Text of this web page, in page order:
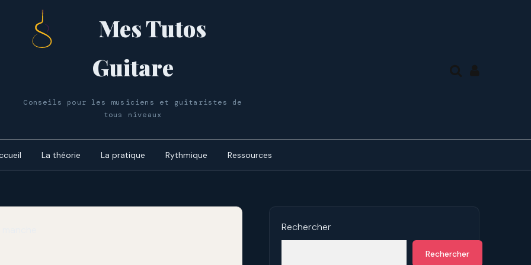
Mes Tutos
Guitare
Conseils pour les musiciens et guitaristes de
tous niveaux
La théorie La pratique Rythmique Ressources
Les accords de 7° en forme de A
Rechercher
Rechercher